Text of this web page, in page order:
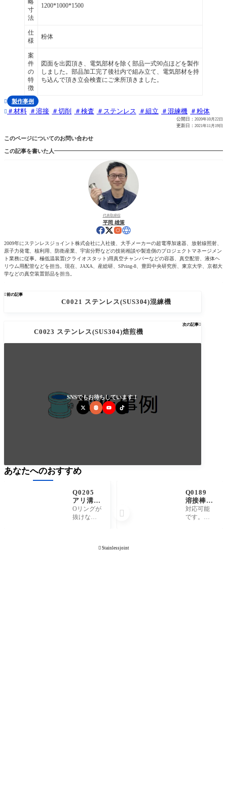
寸
法
1200*1000*1500
仕
様
粉体
案
件
の
特
徴
図面を出図頂き、電気部材を除く部品一式90点ほどを製作
しました。部品加工完了後社内で組み立て、電気部材を持
ち込んで頂き立会検査にご来所頂きました。
 製作事例
 材料 溶接 切削 検査 ステンレス 組立 混練機 粉体
公開日： 2020年10月22日
更新日： 2021年11月19日
このページについてのお問い合わせ
この記事を書いた人
代表取締役
平岡 雄策
2009年にステンレスジョイント株式会社に入社後、大手メーカーの超電導加速器、放射線照射、
原子力発電、核利用、防衛産業、宇宙分野などの技術相談や製造側のプロジェクトマネージメン
ト業務に従事。極低温装置(クライオスタット)用真空チャンバーなどの容器、真空配管、液体ヘ
リウム用配管などを担当。現在、JAXA、産総研、SPring-8、豊田中央研究所、東京大学、京都大
学などの真空装置部品を担当。
前の記事
C0021 ステンレス(SUS304)混練機
次の記事
C0023 ステンレス(SUS304)焙煎機
SNSでもお待ちしています！
あなたへのおすすめ
Q0205
アリ溝
(アリミ
ゾ、あり
Oリングが
抜けない
たOリング
Q0189
溶接棒に
ミルシー
トが必要
対応可能
です。詳

 Stainlessjoint